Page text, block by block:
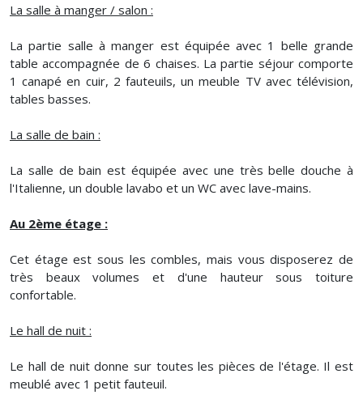
La salle à manger / salon :
La partie salle à manger est équipée avec 1 belle grande
table accompagnée de 6 chaises. La partie séjour comporte
1 canapé en cuir, 2 fauteuils, un meuble TV avec télévision,
tables basses.
La salle de bain :
La salle de bain est équipée avec une très belle douche à
l'Italienne, un double lavabo et un WC avec lave-mains.
Au 2ème étage :
Cet étage est sous les combles, mais vous disposerez de
très beaux volumes et d'une hauteur sous toiture
confortable.
Le hall de nuit :
Le hall de nuit donne sur toutes les pièces de l'étage. Il est
meublé avec 1 petit fauteuil.